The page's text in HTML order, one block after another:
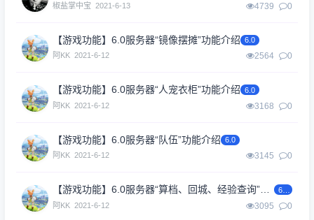
椒盐掌中宝 2021-6-13 4739 0
【游戏功能】6.0服务器“镜像摆摊”功能介绍 6.0
阿KK 2021-6-12 2564 0
【游戏功能】6.0服务器“人宠衣柜”功能介绍 6.0
阿KK 2021-6-12 3168 0
【游戏功能】6.0服务器“队伍”功能介绍 6.0
阿KK 2021-6-12 3145 0
【游戏功能】6.0服务器“算档、回城、经验查询”功能介绍
阿KK 2021-6-12 3095 0